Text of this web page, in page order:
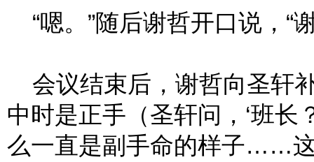
“嗯。”随后谢哲开口说，“
会议结束后，谢哲向圣轩
中时是正手（圣轩问，‘班
么一直是副手命的样子……